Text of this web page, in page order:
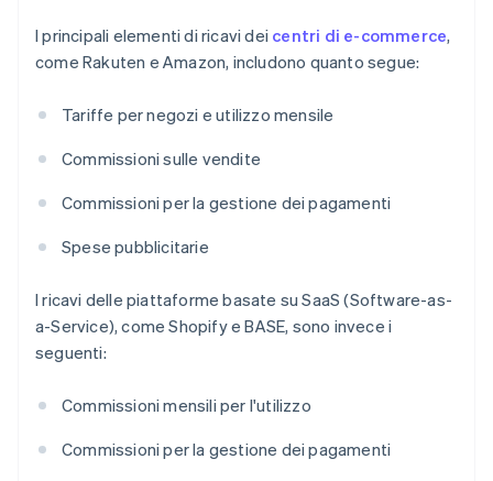
I principali elementi di ricavi dei centri di e-commerce,
come Rakuten e Amazon, includono quanto segue:
Tariffe per negozi e utilizzo mensile
Commissioni sulle vendite
Commissioni per la gestione dei pagamenti
Spese pubblicitarie
I ricavi delle piattaforme basate su SaaS (Software-as-
a-Service), come Shopify e BASE, sono invece i
seguenti:
Commissioni mensili per l'utilizzo
Commissioni per la gestione dei pagamenti